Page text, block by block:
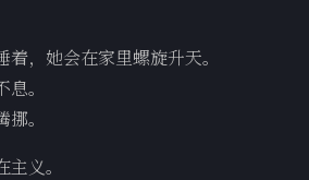
，她会在家里螺旋升天。
。
。
义。